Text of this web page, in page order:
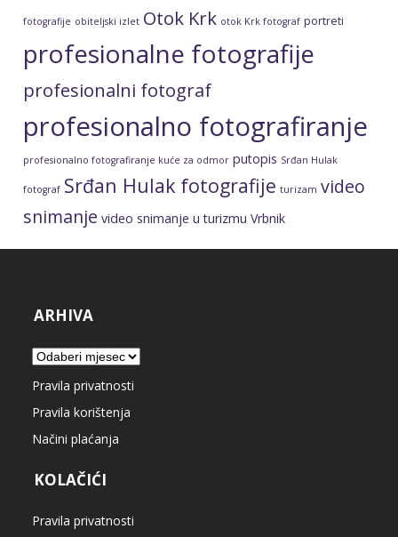
fotografije obiteljski izlet Otok Krk otok Krk fotograf portreti
profesionalne fotografije
profesionalni fotograf
profesionalno fotografiranje
profesionalno fotografiranje kuće za odmor putopis Srđan Hulak
fotograf Srđan Hulak fotografije turizam video
snimanje video snimanje u turizmu Vrbnik
ARHIVA
Arhiva
Pravila privatnosti
Pravila korištenja
Načini plaćanja
KOLAČIĆI
Pravila privatnosti